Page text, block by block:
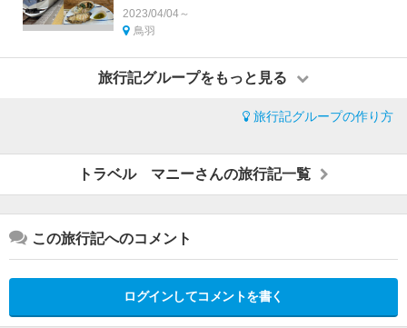
2023/04/04～
鳥羽
旅行記グループをもっと見る
旅行記グループの作り方
トラベル マニーさんの旅行記一覧
この旅行記へのコメント
ログインしてコメントを書く